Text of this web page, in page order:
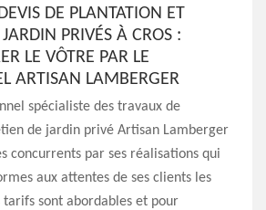
DE PLANTATION ET
PRIVÉS À CROS :
LE VÔTRE PAR LE
ARTISAN LAMBERGER
spécialiste des travaux de
de jardin privé Artisan Lamberger
concurrents par ses réalisations qui
aux attentes de ses clients les
tarifs sont abordables et pour